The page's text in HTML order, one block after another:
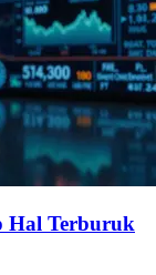
Hal Terburuk